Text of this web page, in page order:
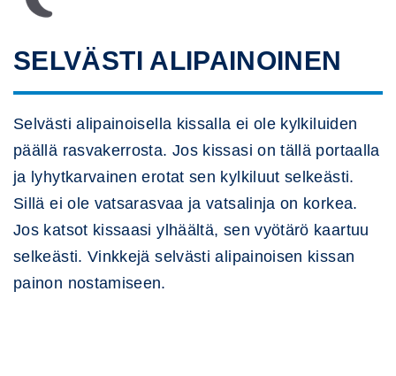
SELVÄSTI ALIPAINOINEN
Selvästi alipainoisella kissalla ei ole kylkiluiden
päällä rasvakerrosta. Jos kissasi on tällä portaalla
ja lyhytkarvainen erotat sen kylkiluut selkeästi.
Sillä ei ole vatsarasvaa ja vatsalinja on korkea.
Jos katsot kissaasi ylhäältä, sen vyötärö kaartuu
selkeästi. Vinkkejä selvästi alipainoisen kissan
painon nostamiseen.